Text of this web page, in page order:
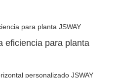
eficiencia para planta